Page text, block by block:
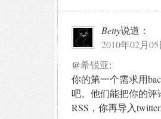
Betty说道：
2010年02月05
@希锐亚:
你的第一个需求用
吧。他们能把你的
RSS，你再导入twitter